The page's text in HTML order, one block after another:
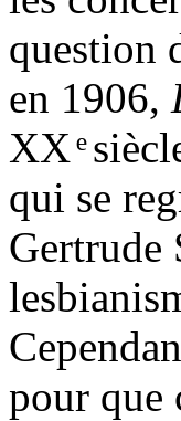
question
en 1906,
XX
qui se
Gertrude
pour que